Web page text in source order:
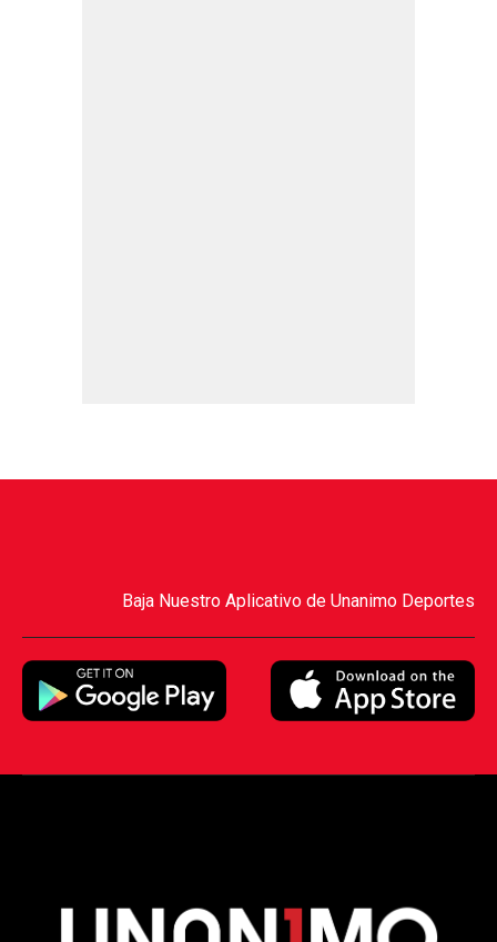
Baja Nuestro Aplicativo de Unanimo Deportes